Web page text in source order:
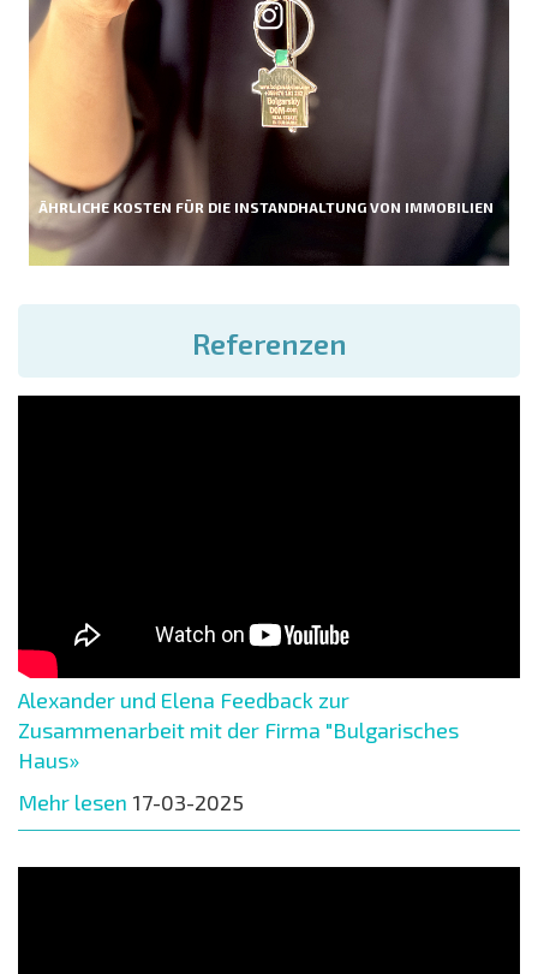
ÄHRLICHE KOSTEN FÜR DIE INSTANDHALTUNG VON IMMOBILIEN
Referenzen
Alexander und Elena Feedback zur
Zusammenarbeit mit der Firma "Bulgarisches
Haus»
Mehr lesen 17-03-2025